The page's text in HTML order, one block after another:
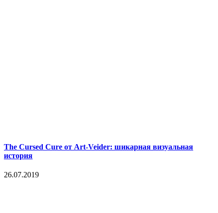
The Cursed Cure от Art-Veider: шикарная визуальная
история
26.07.2019